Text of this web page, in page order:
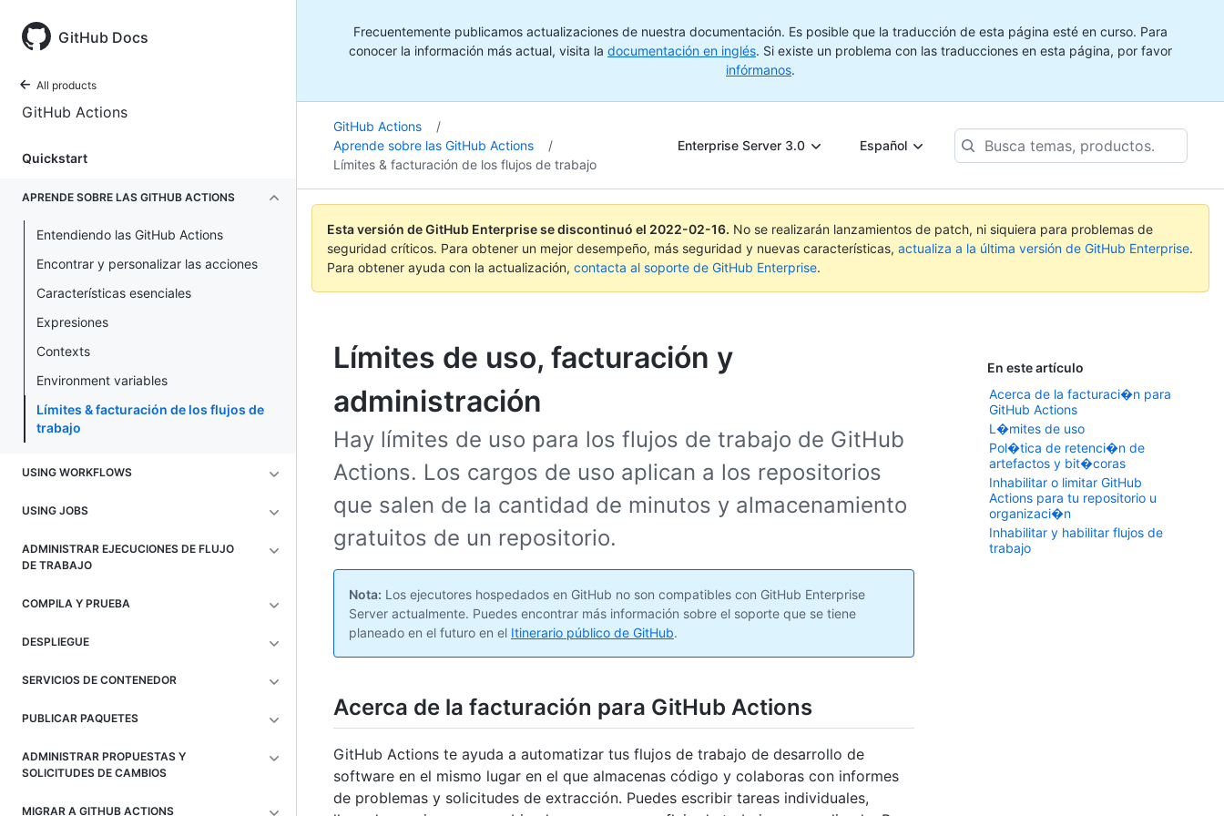
GitHub Docs
All products
GitHub Actions
Quickstart
APRENDE SOBRE LAS GITHUB ACTIONS
Entendiendo las GitHub Actions
Encontrar y personalizar las acciones
Características esenciales
Expresiones
Contexts
Environment variables
Límites & facturación de los flujos de
trabajo
USING WORKFLOWS
USING JOBS
ADMINISTRAR EJECUCIONES DE FLUJO
DE TRABAJO
COMPILA Y PRUEBA
DESPLIEGUE
SERVICIOS DE CONTENEDOR
PUBLICAR PAQUETES
ADMINISTRAR PROPUESTAS Y
SOLICITUDES DE CAMBIOS
MIGRAR A GITHUB ACTIONS
Frecuentemente publicamos actualizaciones de nuestra documentación. Es posible que la traducción de esta página esté en curso. Para
conocer la información más actual, visita la documentación en inglés. Si existe un problema con las traducciones en esta página, por favor
infórmanos.
GitHub Actions
/
Aprende sobre las GitHub Actions
/
Límites & facturación de los flujos de trabajo
Enterprise Server 3.0 Español
Busca
temas,
Esta versión de GitHub Enterprise se discontinuó el 2022-02-16. No se realizarán lanzamientos de patch, ni siquiera para problemas de
seguridad críticos. Para obtener un mejor desempeño, más seguridad y nuevas características, actualiza a la última versión de GitHub Enterprise.
Para obtener ayuda con la actualización, contacta al soporte de GitHub Enterprise.
Límites de uso, facturación y
administración
En este artículo
Acerca de la facturaci�n para
GitHub Actions
L�mites de uso
Pol�tica de retenci�n de
artefactos y bit�coras
Inhabilitar o limitar GitHub
Actions para tu repositorio u
organizaci�n
Inhabilitar y habilitar flujos de
trabajo
Hay límites de uso para los flujos de trabajo de GitHub
Actions. Los cargos de uso aplican a los repositorios
que salen de la cantidad de minutos y almacenamiento
gratuitos de un repositorio.
Nota: Los ejecutores hospedados en GitHub no son compatibles con GitHub Enterprise
Server actualmente. Puedes encontrar más información sobre el soporte que se tiene
planeado en el futuro en el Itinerario público de GitHub.
Acerca de la facturación para GitHub Actions
GitHub Actions te ayuda a automatizar tus flujos de trabajo de desarrollo de
software en el mismo lugar en el que almacenas código y colaboras con informes
de problemas y solicitudes de extracción. Puedes escribir tareas individuales,